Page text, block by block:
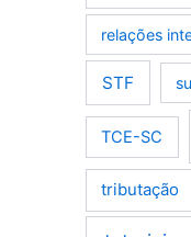
relações
STF
TCE-SC
tributação